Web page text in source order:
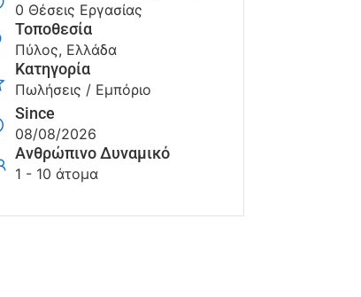
0 Θέσεις Εργασίας
Τοποθεσία
Πύλος, Ελλάδα
Κατηγορία
Πωλήσεις / Εμπόριο
Since
08/08/2026
Ανθρώπινο Δυναμικό
1 - 10 άτομα